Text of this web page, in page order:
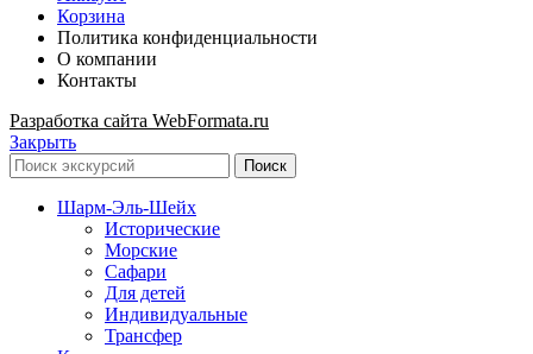
Корзина
Политика конфиденциальности
О компании
Контакты
Разработка сайта WebFormata.ru
Закрыть
Поиск
Шарм-Эль-Шейх
Исторические
Морские
Сафари
Для детей
Индивидуальные
Трансфер